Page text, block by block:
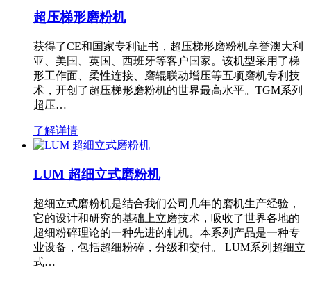
超压梯形磨粉机
获得了CE和国家专利证书，超压梯形磨粉机享誉澳大利
亚、美国、英国、西班牙等客户国家。该机型采用了梯
形工作面、柔性连接、磨辊联动增压等五项磨机专利技
术，开创了超压梯形磨粉机的世界最高水平。TGM系列
超压…
了解详情
LUM 超细立式磨粉机
超细立式磨粉机是结合我们公司几年的磨机生产经验，
它的设计和研究的基础上立磨技术，吸收了世界各地的
超细粉碎理论的一种先进的轧机。本系列产品是一种专
业设备，包括超细粉碎，分级和交付。 LUM系列超细立
式…